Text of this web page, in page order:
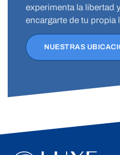
experimenta la libertad
encargarte de tu propia
NUESTRAS